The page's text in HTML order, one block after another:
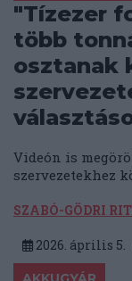
"Tízezer
több
osztanak
Videón is
szervezetekhez
SZABÓ-GÖDRI
2026. április 5.